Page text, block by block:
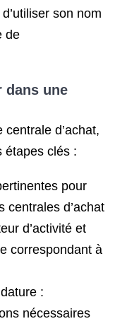
son nom
de
dans une
centrale d’achat,
étapes clés :
pour
centrales d’achat
d’activité et
correspondant à
:
nécessaires